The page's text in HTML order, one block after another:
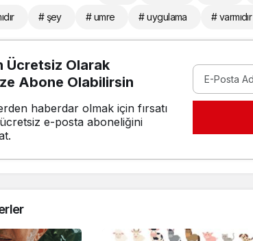
# şey # umre # uygulama # varmıdır
Ücretsiz Olarak
Abone Olabilirsin
haberdar olmak için fırsatı
e-posta aboneliğini